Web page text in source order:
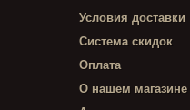
Условия доставки
Система скидок
Оплата
О нашем магазине